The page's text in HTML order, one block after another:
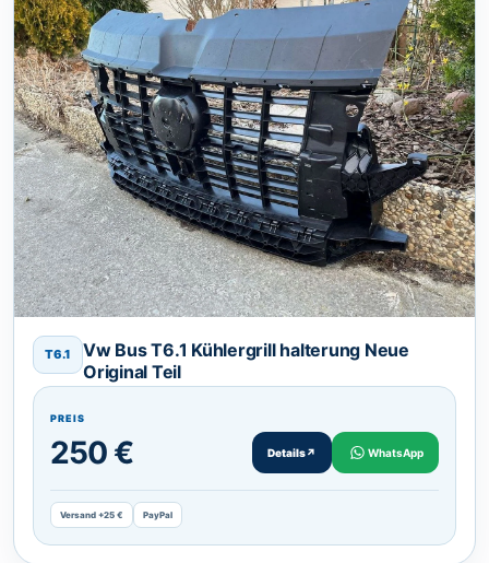
T6.1
Vw Bus T6.1 Kühlergrill halterung Neue
Original Teil
PREIS
250 € Details↗ WhatsApp
Versand +25 € PayPal